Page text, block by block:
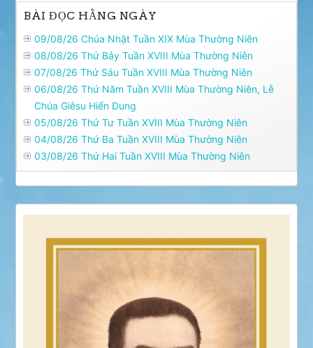
BÀI ĐỌC HẰNG NGÀY
09/08/26 Chúa Nhật Tuần XIX Mùa Thường Niên
08/08/26 Thứ Bảy Tuần XVIII Mùa Thường Niên
07/08/26 Thứ Sáu Tuần XVIII Mùa Thường Niên
06/08/26 Thứ Năm Tuần XVIII Mùa Thường Niên, Lễ
Chúa Giêsu Hiển Dung
05/08/26 Thứ Tư Tuần XVIII Mùa Thường Niên
04/08/26 Thứ Ba Tuần XVIII Mùa Thường Niên
03/08/26 Thứ Hai Tuần XVIII Mùa Thường Niên